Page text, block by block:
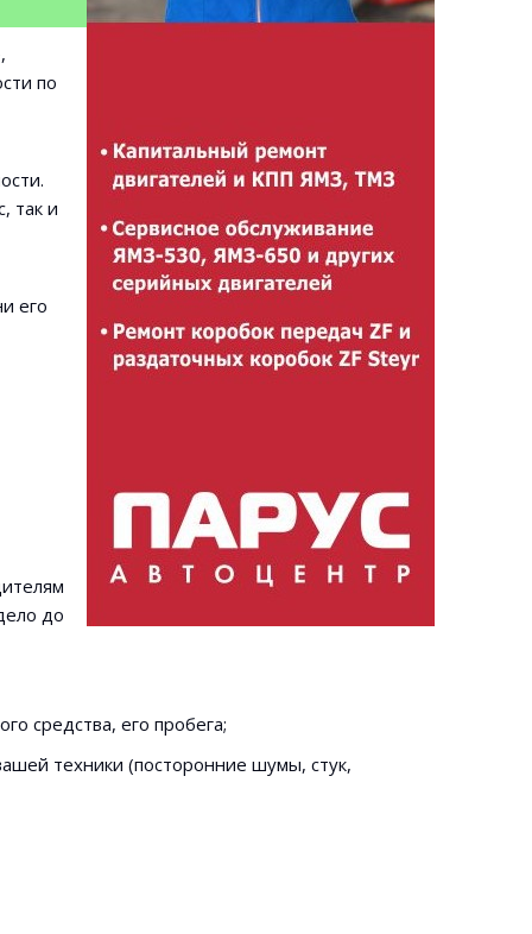
по
так и
его
до
средства, его пробега;
техники (посторонние шумы, стук,